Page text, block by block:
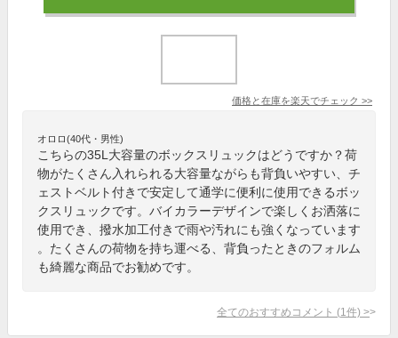
価格と在庫を楽天でチェック >>
オロロ(40代・男性)
こちらの35L大容量のボックスリュックはどうですか？荷
物がたくさん入れられる大容量ながらも背負いやすい、チ
ェストベルト付きで安定して通学に便利に使用できるボッ
クスリュックです。バイカラーデザインで楽しくお洒落に
使用でき、撥水加工付きで雨や汚れにも強くなっています
。たくさんの荷物を持ち運べる、背負ったときのフォルム
も綺麗な商品でお勧めです。
全てのおすすめコメント (1 件) >